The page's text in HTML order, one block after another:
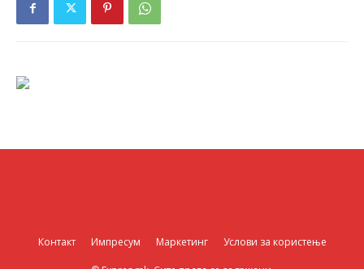
Контакт Импресум Маркетинг Услови за користење